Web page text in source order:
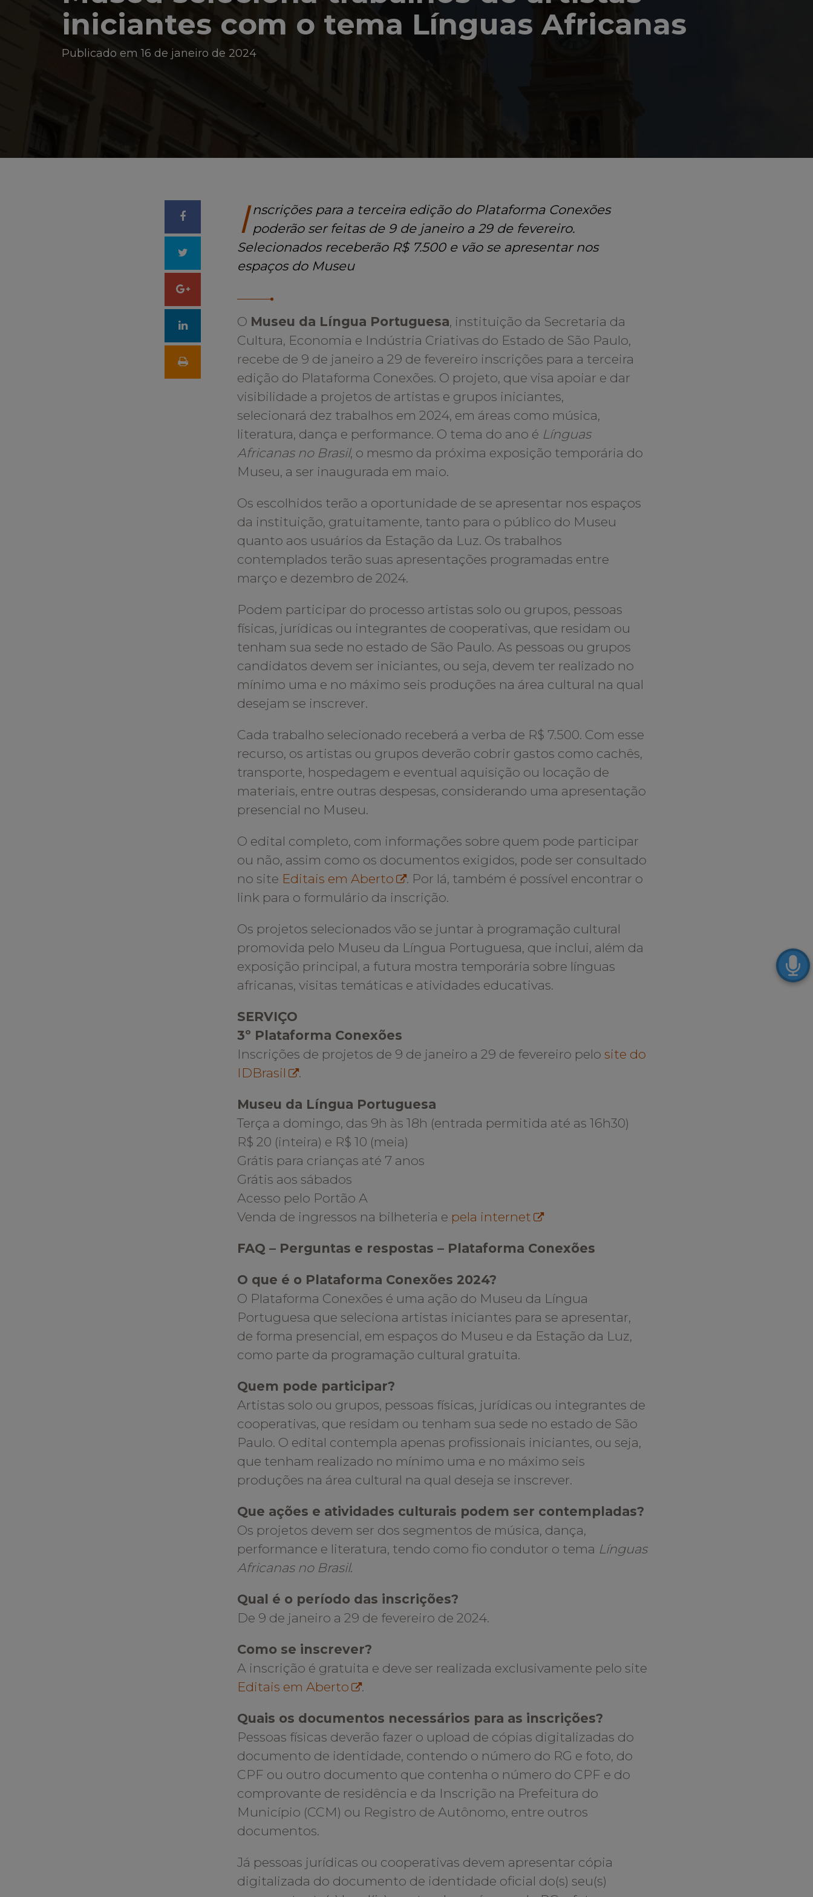
iniciantes com o tema Línguas Africanas
Publicado em 16 de janeiro de 2024
Compartilhar
no
Tweetar
Compartilhar
I nscrições para a terceiraedição do Plataforma Conexões
poderão ser feitas de 9 de janeiro a 29 de fevereiro.
Selecionados receberão R$ 7.500 e vão se apresentar nos
espaços do Museu
O Museu da Língua Portuguesa, instituição da Secretaria da
Cultura, Economia e Indústria Criativas do Estado de São Paulo,
recebe de 9 de janeiro a 29 de fevereiro inscrições para a terceira
edição do Plataforma Conexões. O projeto, que visa apoiar e dar
visibilidade a projetos de artistas e grupos iniciantes,
selecionará dez trabalhos em 2024, em áreas como música,
literatura, dança e performance. O tema do ano é Línguas
Africanas no Brasil, o mesmo da próxima exposição temporária do
Museu, a ser inaugurada em maio.
Os escolhidos terão a oportunidade de se apresentar nos espaços
da instituição, gratuitamente, tanto para o público do Museu
quanto aos usuários da Estação da Luz. Os trabalhos
contemplados terão suas apresentações programadas entre
março e dezembro de 2024.
Podem participar do processo artistas solo ou grupos, pessoas
físicas, jurídicas ou integrantes de cooperativas, que residam ou
tenham sua sede no estado de São Paulo. As pessoas ou grupos
candidatos devem ser iniciantes, ou seja, devem ter realizado no
mínimo uma e no máximo seis produções na área cultural na qual
desejam se inscrever.
Cada trabalho selecionado receberá a verba de R$ 7.500. Com esse
recurso, os artistas ou grupos deverão cobrir gastos como cachês,
transporte, hospedagem e eventual aquisição ou locação de
materiais, entre outras despesas, considerando uma apresentação
presencial no Museu.
O edital completo, com informações sobre quem pode participar
ou não, assim como os documentos exigidos, pode ser consultado
no site Editais em Aberto
. Por lá, também é possível encontrar o
link para o formulário da inscrição.
Os projetos selecionados vão se juntar à programação cultural
promovida pelo Museu da Língua Portuguesa, que inclui, além da
exposição principal, a futura mostra temporária sobre línguas
africanas, visitas temáticas e atividades educativas.
SERVIÇO
3º Plataforma Conexões
Inscrições de projetos de 9 de janeiro a 29 de fevereiro pelo site do
IDBrasil
.
Museu da Língua Portuguesa
Terça a domingo, das 9h às 18h (entrada permitida até as 16h30)
R$ 20 (inteira) e R$ 10 (meia)
Grátis para crianças até 7 anos
Grátis aos sábados
Acesso pelo Portão A
Venda de ingressos na bilheteria e pela internet
FAQ – Perguntas e respostas – Plataforma Conexões
O que é o Plataforma Conexões 2024?
O Plataforma Conexões é uma ação do Museu da Língua
Portuguesa que seleciona artistas iniciantes para se apresentar,
de forma presencial, em espaços do Museu e da Estação da Luz,
como parte da programação cultural gratuita.
Quem pode participar?
Artistas solo ou grupos, pessoas físicas, jurídicas ou integrantes de
cooperativas, que residam ou tenham sua sede no estado de São
Paulo. O edital contempla apenas profissionais iniciantes, ou seja,
que tenham realizado no mínimo uma e no máximo seis
produções na área cultural na qual deseja se inscrever.
Que ações e atividades culturais podem ser contempladas?
Os projetos devem ser dos segmentos de música, dança,
performance e literatura, tendo como fio condutor o tema Línguas
Africanas no Brasil.
Qual é o período das inscrições?
De 9 de janeiro a 29 de fevereiro de 2024.
Como se inscrever?
A inscrição é gratuita e deve ser realizada exclusivamente pelo site
Editais em Aberto
.
Quais os documentos necessários para as inscrições?
Pessoas físicas deverão fazer o upload de cópias digitalizadas do
documento de identidade, contendo o número do RG e foto, do
CPF ou outro documento que contenha o número do CPF e do
comprovante de residência e da Inscrição na Prefeitura do
Município (CCM) ou Registro de Autônomo, entre outros
documentos.
Já pessoas jurídicas ou cooperativas devem apresentar cópia
digitalizada do documento de identidade oficial do(s) seu(s)